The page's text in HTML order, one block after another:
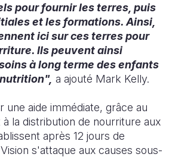
pour fournir les terres, puis
et les formations. Ainsi,
ici sur ces terres pour
Ils peuvent ainsi
à long terme des enfants
a ajouté Mark Kelly.
une aide immédiate, grâce au
la distribution de nourriture aux
après 12 jours de
s'attaque aux causes sous-